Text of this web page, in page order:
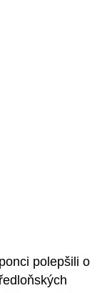
polepšili o